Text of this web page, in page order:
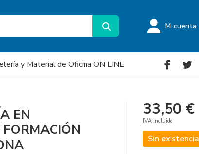
Mi cuenta
y Material de Oficina ON LINE
EN
33,50 €
IVA incluido
Sin existencia